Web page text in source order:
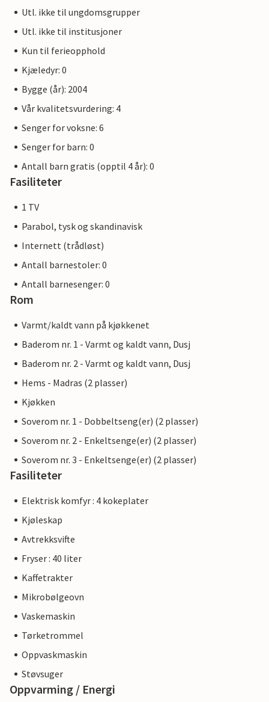
Utl. ikke til ungdomsgrupper
Utl. ikke til institusjoner
Kun til ferieopphold
Kjæledyr: 0
Bygge (år): 2004
Vår kvalitetsvurdering: 4
Senger for voksne: 6
Senger for barn: 0
Antall barn gratis (opptil 4 år): 0
Fasiliteter
1 TV
Parabol, tysk og skandinavisk
Internett (trådløst)
Antall barnestoler: 0
Antall barnesenger: 0
Rom
Varmt/kaldt vann på kjøkkenet
Baderom nr. 1 - Varmt og kaldt vann, Dusj
Baderom nr. 2 - Varmt og kaldt vann, Dusj
Hems - Madras (2 plasser)
Kjøkken
Soverom nr. 1 - Dobbeltseng(er) (2 plasser)
Soverom nr. 2 - Enkeltsenge(er) (2 plasser)
Soverom nr. 3 - Enkeltsenge(er) (2 plasser)
Fasiliteter
Elektrisk komfyr : 4 kokeplater
Kjøleskap
Avtrekksvifte
Fryser : 40 liter
Kaffetrakter
Mikrobølgeovn
Vaskemaskin
Tørketrommel
Oppvaskmaskin
Støvsuger
Oppvarming / Energi